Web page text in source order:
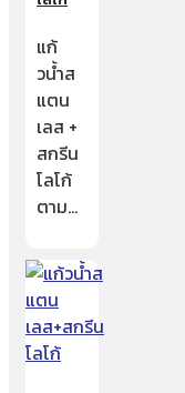
แก้
วน้ำส
แตน
เลส +
สกรีน
โลโก้
ตาม…